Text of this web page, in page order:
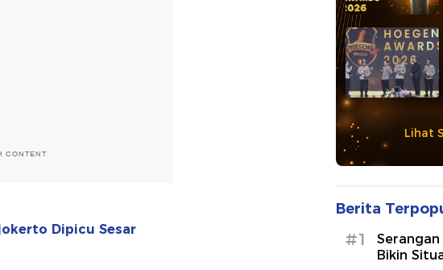
CONTENT
Dipicu Sesar
Lihat
Berita
#1
Bikin